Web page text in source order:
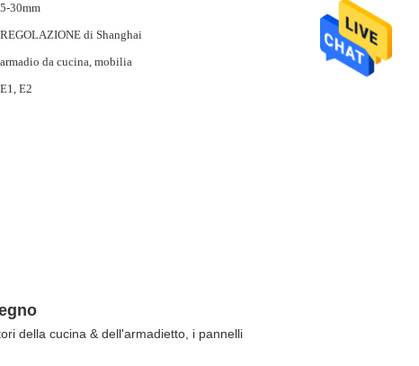
5-30mm
REGOLAZIONE di Shanghai
armadio da cucina, mobilia
E1, E2
della cucina & dell'armadietto, i pannelli